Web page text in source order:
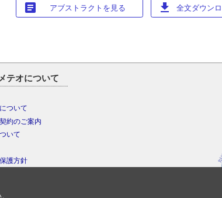
article アブストラクトを見る download 全文ダウン
テオについて
ついて
約のご案内
いて
護方針